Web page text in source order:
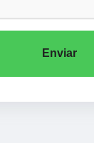
Enviar